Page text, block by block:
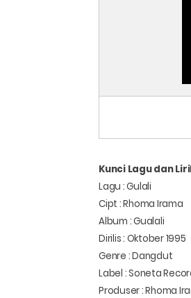
Kunci Lagu dan
Lagu : Gulali
Cipt : Rhoma Irama
Album : Gualali
Dirilis : Oktober 1995
Genre : Dangdut
Label : Soneta
Produser : Rhoma